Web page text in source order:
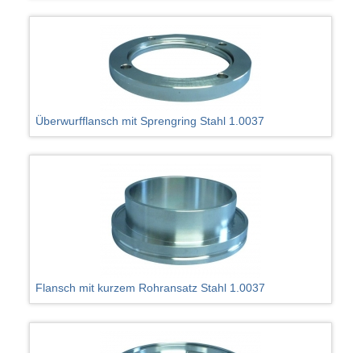
Überwurfflansch mit Sprengring Stahl 1.0037
Flansch mit kurzem Rohransatz Stahl 1.0037